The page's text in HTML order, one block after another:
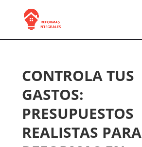
CONTROLA TUS
GASTOS:
PRESUPUESTOS
REALISTAS PARA